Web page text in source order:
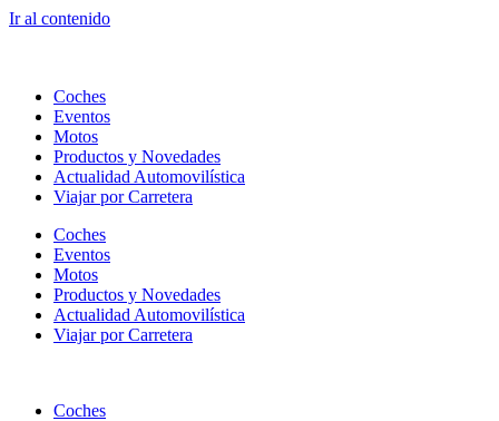
Ir al contenido
Coches
Eventos
Motos
Productos y Novedades
Actualidad Automovilística
Viajar por Carretera
Coches
Eventos
Motos
Productos y Novedades
Actualidad Automovilística
Viajar por Carretera
Coches